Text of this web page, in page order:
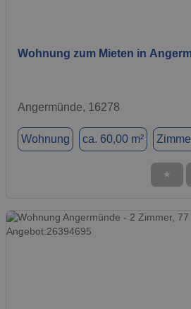
Wohnung zum Mieten in
Angermünde, 16278
Wohnung ca. 60,00 m²
★